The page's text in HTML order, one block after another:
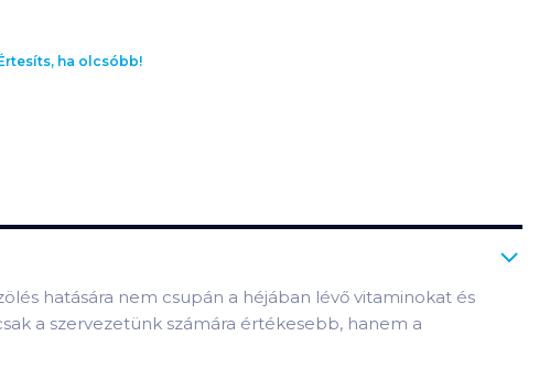
ha olcsóbb!
hatására nem csupán a héjában lévő vitaminokat és
a szervezetünk számára értékesebb, hanem a